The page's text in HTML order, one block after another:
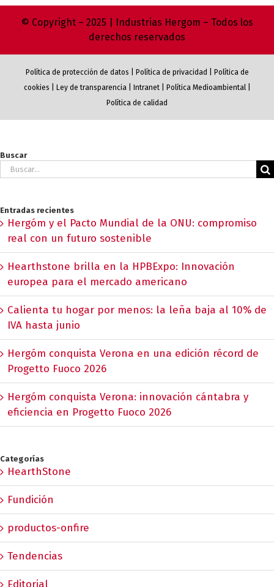
© Copyright – 2025 | Industrias Hergom – Todos los
derechos reservados
Política de protección de datos Política de privacidad
Política de
cookies
Ley de transparencia| Intranet| Política Medioambiental|
Política de calidad
Buscar
Buscar:
Entradas recientes
Hergóm y el Pacto Mundial de la ONU: compromiso
real con un futuro sostenible
Hearthstone brilla en la HPBExpo: Innovación
europea para el mercado americano
Calienta tu hogar por menos: la leña baja al 10% de
IVA hasta junio
Hergóm conquista Verona en una edición récord de
Progetto Fuoco 2026
Hergóm conquista Verona: innovación cántabra y
eficiencia en Progetto Fuoco 2026
Categorías
HearthStone
Fundición
productos-onfire
Tendencias
Editorial